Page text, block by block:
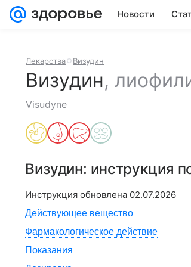
Новости
Лекарства Визудин
Визудин,
Visudyne
Визудин: инструкция
Инструкция обновлена 02.07.2026
Действующее вещество
Фармакологическое действие
Показания